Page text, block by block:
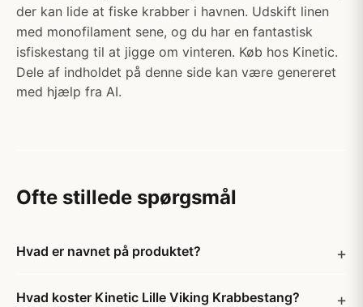
der kan lide at fiske krabber i havnen. Udskift linen
med monofilament sene, og du har en fantastisk
isfiskestang til at jigge om vinteren. Køb hos Kinetic.
Dele af indholdet på denne side kan være genereret
med hjælp fra AI.
Ofte stillede spørgsmål
Hvad er navnet på produktet?
Hvad koster Kinetic Lille Viking Krabbestang?